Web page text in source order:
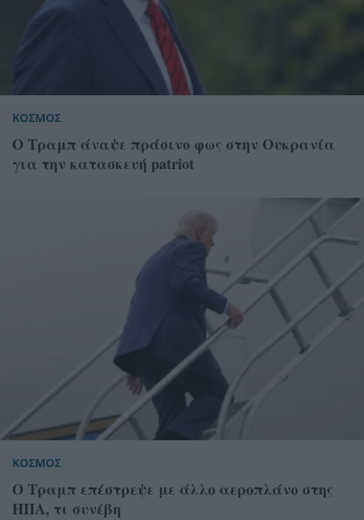
ΚΟΣΜΟΣ
Ο Τραμπ άναψε πράσινο φως στην Ουκρανία
για την κατασκευή patriot
ΚΟΣΜΟΣ
Ο Τραμπ επέστρεψε με άλλο αεροπλάνο στης
ΗΠΑ, τι συνέβη